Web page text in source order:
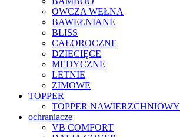
OWCZA WEŁNA
BAWEŁNIANE
BLISS
CAŁOROCZNE
DZIECIĘCE
MEDYCZNE
LETNIE
ZIMOWE
TOPPER
TOPPER NAWIERZCHNIOWY
ochraniacze
VB COMFORT